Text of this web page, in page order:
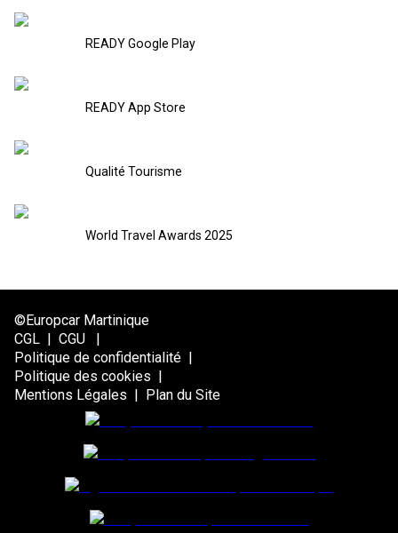
READY Google Play
READY App Store
Qualité Tourisme
World Travel Awards 2025
©Europcar Martinique
CGL | CGU
|
Politique de confidentialité |
Politique des cookies |
Mentions Légales | Plan du Site